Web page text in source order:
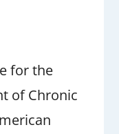
for the
of Chronic